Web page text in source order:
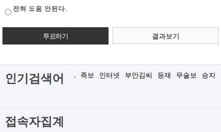
전혀 도움 안된다.
결과보기
인기검색어 . 족보 인터넷 부안김씨 등재 무술보 승지
접속자집계